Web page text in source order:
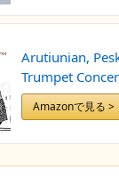
Arutiunian,
Trumpet
Amazonで見る >